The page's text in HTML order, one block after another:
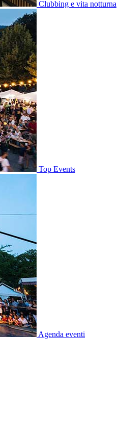
Clubbing e vita notturna
Top Events
Agenda eventi